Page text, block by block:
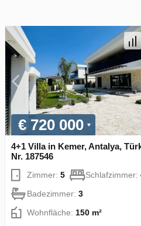
€ 720 000
4+1 Villa in Kemer, Antalya,
Nr. 187546
Zimmer: 5 Schlafzimmer:
Badezimmer: 3
Wohnfläche: 150 m²